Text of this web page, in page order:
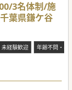
3名体制/施
葉県鎌ケ谷
未経験歓迎 年齢不問・ベ